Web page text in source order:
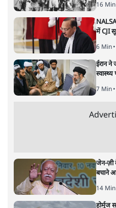
16 Min
में CJI
6 Min•
ईरान ने
7 Min•
जेन-ज़ी
बचाने
14 Min
होर्मुज